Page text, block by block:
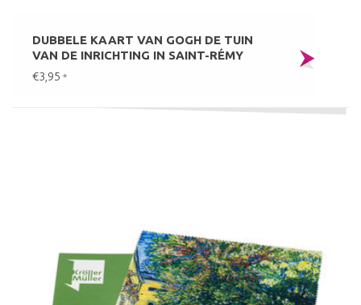
DUBBELE KAART VAN GOGH DE TUIN
VAN DE INRICHTING IN SAINT-RÉMY
€3,95 *